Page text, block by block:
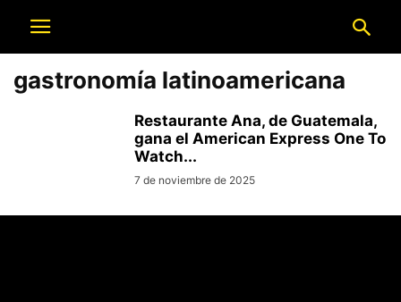
gastronomía latinoamericana
Restaurante Ana, de Guatemala,
gana el American Express One To
Watch...
7 de noviembre de 2025